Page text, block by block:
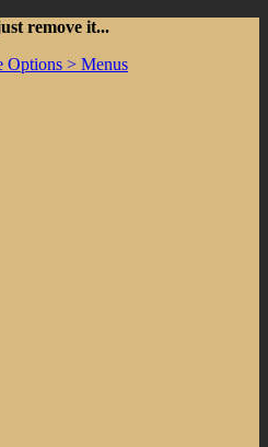
remove it...
Options > Menus